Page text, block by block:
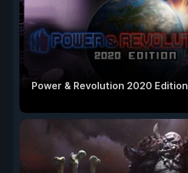
Power & Revolution 2020 Edition